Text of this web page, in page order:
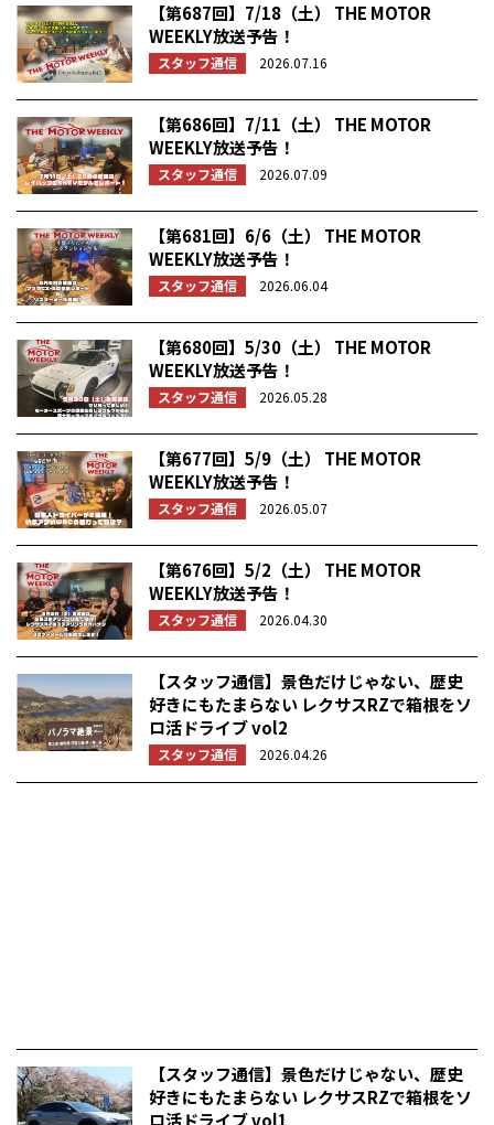
【第687回】7/18（土） THE MOTOR
WEEKLY放送予告！
スタッフ通信 2026.07.16
【第686回】7/11（土） THE MOTOR
WEEKLY放送予告！
スタッフ通信 2026.07.09
【第681回】6/6（土） THE MOTOR
WEEKLY放送予告！
スタッフ通信 2026.06.04
【第680回】5/30（土） THE MOTOR
WEEKLY放送予告！
スタッフ通信 2026.05.28
【第677回】5/9（土） THE MOTOR
WEEKLY放送予告！
スタッフ通信 2026.05.07
【第676回】5/2（土） THE MOTOR
WEEKLY放送予告！
スタッフ通信 2026.04.30
【スタッフ通信】景色だけじゃない、歴史
好きにもたまらない レクサスRZで箱根をソ
ロ活ドライブ vol2
スタッフ通信 2026.04.26
【スタッフ通信】景色だけじゃない、歴史
好きにもたまらない レクサスRZで箱根をソ
ロ活ドライブ vol1